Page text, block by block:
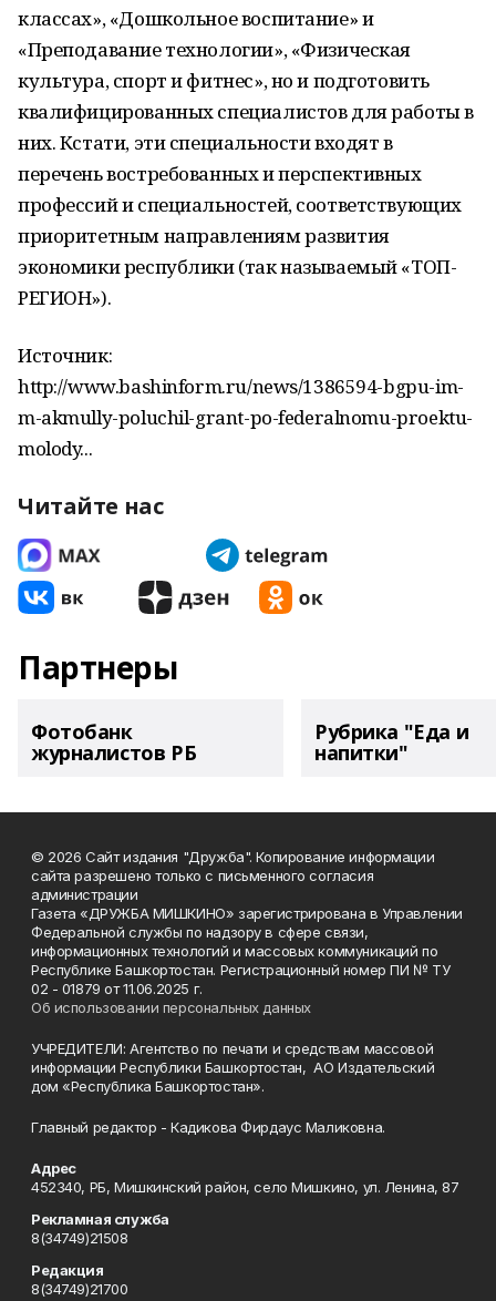
классах», «Дошкольное воспитание» и
«Преподавание технологии», «Физическая
культура, спорт и фитнес», но и подготовить
квалифицированных специалистов для работы в
них. Кстати, эти специальности входят в
перечень востребованных и перспективных
профессий и специальностей, соответствующих
приоритетным направлениям развития
экономики республики (так называемый «ТОП-
РЕГИОН»).
Источник:
http://www.bashinform.ru/news/1386594-bgpu-im-
m-akmully-poluchil-grant-po-federalnomu-proektu-
molody...
Читайте нас
Партнеры
Фотобанк
журналистов РБ
Рубрика "Еда и
напитки"
© 2026 Сайт издания "Дружба". Копирование информации
сайта разрешено только с письменного согласия
администрации
Газета «ДРУЖБА МИШКИНО» зарегистрирована в Управлении
Федеральной службы по надзору в сфере связи,
информационных технологий и массовых коммуникаций по
Республике Башкортостан. Регистрационный номер ПИ № ТУ
02 - 01879 от 11.06.2025 г.
Об использовании персональных данных
УЧРЕДИТЕЛИ: Агентство по печати и средствам массовой
информации Республики Башкортостан, АО Издательский
дом «Республика Башкортостан».
Главный редактор - Кадикова Фирдаус Маликовна.
Адрес
452340, РБ, Мишкинский район, село Мишкино, ул. Ленина, 87
Рекламная служба
8(34749)21508
Редакция
8(34749)21700